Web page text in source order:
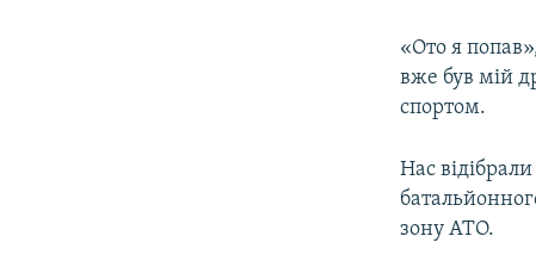
«Ото я
вже був мій
спортом.
Нас
зону АТО.